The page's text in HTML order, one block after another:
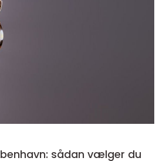
sådan vælger du